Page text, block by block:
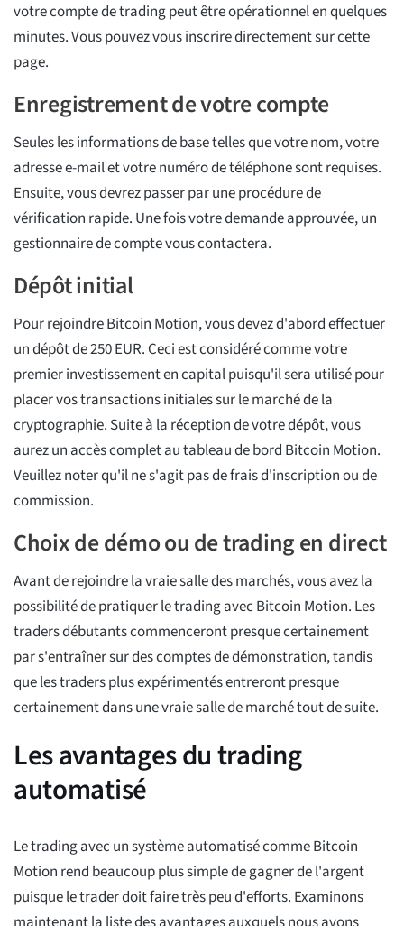
votre compte de trading peut être opérationnel en quelques
minutes. Vous pouvez vous inscrire directement sur cette
page.
Enregistrement de votre compte
Seules les informations de base telles que votre nom, votre
adresse e-mail et votre numéro de téléphone sont requises.
Ensuite, vous devrez passer par une procédure de
vérification rapide. Une fois votre demande approuvée, un
gestionnaire de compte vous contactera.
Dépôt initial
Pour rejoindre Bitcoin Motion, vous devez d'abord effectuer
un dépôt de 250 EUR. Ceci est considéré comme votre
premier investissement en capital puisqu'il sera utilisé pour
placer vos transactions initiales sur le marché de la
cryptographie. Suite à la réception de votre dépôt, vous
aurez un accès complet au tableau de bord Bitcoin Motion.
Veuillez noter qu'il ne s'agit pas de frais d'inscription ou de
commission.
Choix de démo ou de trading en direct
Avant de rejoindre la vraie salle des marchés, vous avez la
possibilité de pratiquer le trading avec Bitcoin Motion. Les
traders débutants commenceront presque certainement
par s'entraîner sur des comptes de démonstration, tandis
que les traders plus expérimentés entreront presque
certainement dans une vraie salle de marché tout de suite.
Les avantages du trading
automatisé
Le trading avec un système automatisé comme Bitcoin
Motion rend beaucoup plus simple de gagner de l'argent
puisque le trader doit faire très peu d'efforts. Examinons